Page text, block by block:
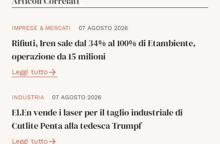
IMPRESE & MERCATI 07 AGOSTO 2026
Rifiuti, Iren sale dal 34% al 100% di Etambiente,
operazione da 15 milioni
Leggi tutto
INDUSTRIA 07 AGOSTO 2026
El.En vende i laser per il taglio industriale di
Cutlite Penta alla tedesca Trumpf
Leggi tutto